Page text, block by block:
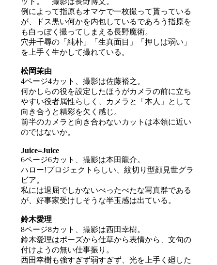
例によって指原もオマケで一枚撮って貰っている
が、ドス黒い何かを内包しているであろう指原を
も白っぽく撮ってしまえる長野魔術。
穴井千尋の「純朴」「生真面目」「押しは弱い」
を上手く生かして撮れている。
松岡茉由
4ページ4カット、撮影は佐藤裕之。
何かしらの役を設定したほうがカメラの前に立ち
やすい役者属性らしく、カメラと「本人」として
向き合うと精彩を欠く感じ。
前半のカメラと向き合わないカットは本領に近い
のではないか。
Juice=Juice
6ページ6カット、撮影は本田龍介。
ハロー!プロジェクトらしい、紋切り型顔見世グラ
ビア。
私には退屈でしかないべったべたな写真群である
が、好事家受けしそうな半玉感は出ている。
鈴木愛理
8ページ8カット、撮影は西田幸樹。
鈴木愛理はポーズから仕草から表情から、文句の
付けようの無い仕事振り。
西田幸樹も強すぎず弱すぎず、光を上手く廻した